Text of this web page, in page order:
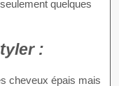
quelques
:
cheveux épais mais